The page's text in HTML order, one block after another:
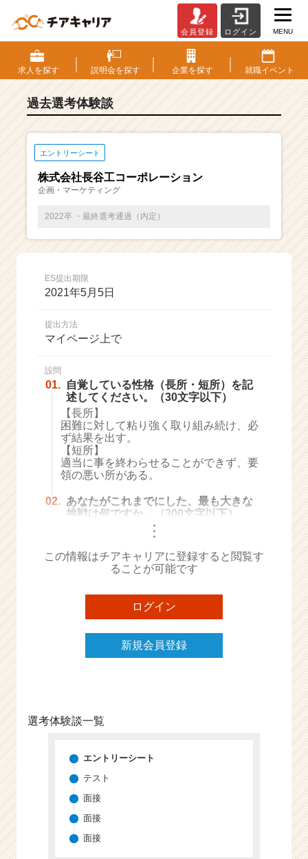
S・
選
考
験
ベ
ン
チ
ー・
成
業
ス
ト
が
く
就
活
サ
ト
チ
ャ
リ
r
会員登録 ログイン MENU
求人を探す 説明会を探す 企業を探す 就職イベント
過去選考体験談
エントリーシート
株式会社長谷工コーポレーション
企画・マーケティング
2022卒 ・最終選考通過（内定）
ES提出期限
2021年5月5日
提出方法
マイページ上で
設問
01. 自覚している性格（長所・短所）を記
述してください。（30文字以下）
【長所】
困難に対して粘り強く取り組み続け、必
ず結果を出す。
【短所】
適当に事を終わらせることができず、要
領の悪い所がある。
02. あなたがこれまでにした、最も大きな
挑戦は何ですか。（300文字以下）
・・・
この情報はチアキャリアに登録すると閲覧す
ることが可能です
ログイン
新規会員登録
選考体験談一覧
エントリーシート
テスト
面接
面接
面接